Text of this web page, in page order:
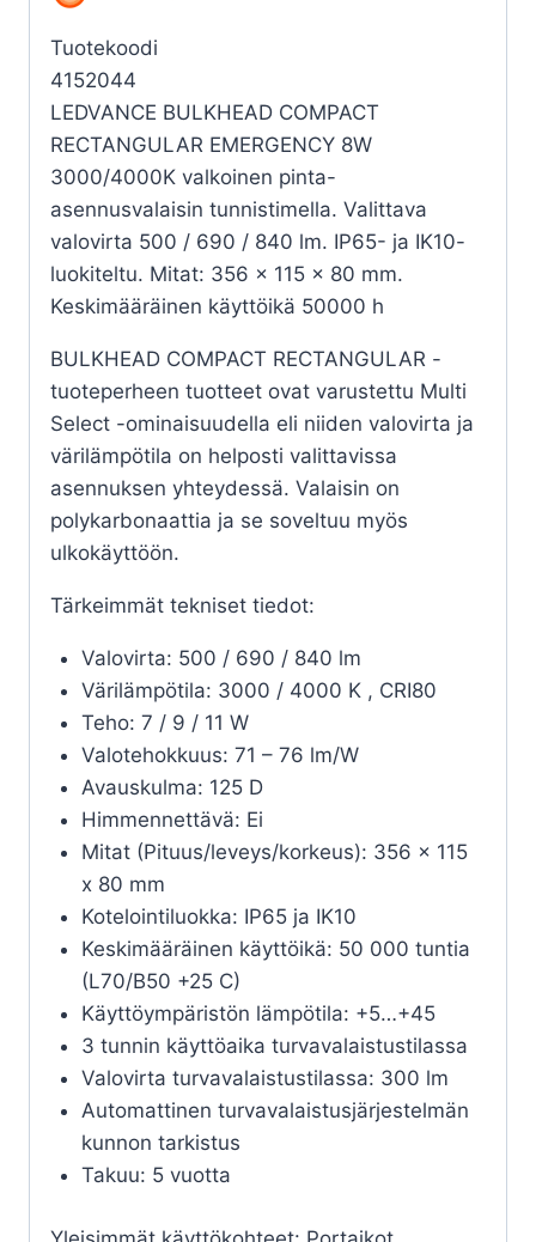
määrä
Tuotekoodi
4152044
LEDVANCE BULKHEAD COMPACT
RECTANGULAR EMERGENCY 8W
3000/4000K valkoinen pinta-
asennusvalaisin tunnistimella. Valittava
valovirta 500 / 690 / 840 lm. IP65- ja IK10-
luokiteltu. Mitat: 356 x 115 x 80 mm.
Keskimääräinen käyttöikä 50000 h
BULKHEAD COMPACT RECTANGULAR -
tuoteperheen tuotteet ovat varustettu Multi
Select -ominaisuudella eli niiden valovirta ja
värilämpötila on helposti valittavissa
asennuksen yhteydessä. Valaisin on
polykarbonaattia ja se soveltuu myös
ulkokäyttöön.
Tärkeimmät tekniset tiedot:
Valovirta: 500 / 690 / 840 lm
Värilämpötila: 3000 / 4000 K , CRI80
Teho: 7 / 9 / 11 W
Valotehokkuus: 71 – 76 lm/W
Avauskulma: 125 D
Himmennettävä: Ei
Mitat (Pituus/leveys/korkeus): 356 x 115
x 80 mm
Kotelointiluokka: IP65 ja IK10
Keskimääräinen käyttöikä: 50 000 tuntia
(L70/B50 +25 C)
Käyttöympäristön lämpötila: +5…+45
3 tunnin käyttöaika turvavalaistustilassa
Valovirta turvavalaistustilassa: 300 lm
Automattinen turvavalaistusjärjestelmän
kunnon tarkistus
Takuu: 5 vuotta